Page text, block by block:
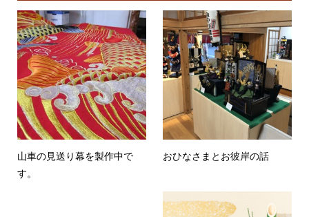
山車の見送り幕を製作中で
す。
おひなさまとお彼岸の話